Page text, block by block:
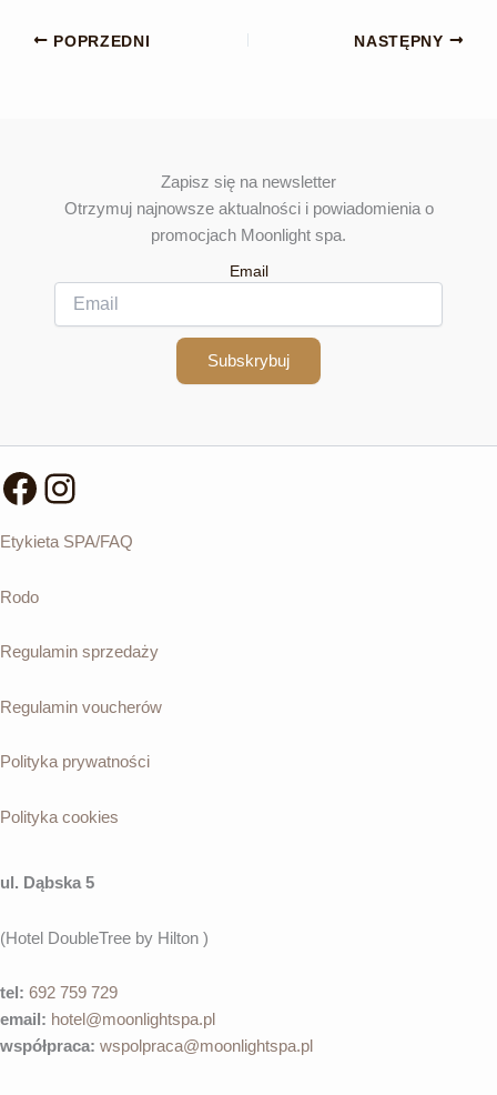
POPRZEDNI NASTĘPNY
Zapisz się na newsletter
Otrzymuj najnowsze aktualności i powiadomienia o
promocjach Moonlight spa.
Email
Subskrybuj
Facebook
Instagram
Etykieta SPA/FAQ
Rodo
Regulamin sprzedaży
Regulamin voucherów
Polityka prywatności
Polityka cookies
ul. Dąbska 5
(Hotel DoubleTree by Hilton )
tel: 692 759 729
email: hotel@moonlightspa.pl
współpraca: wspolpraca@moonlightspa.pl